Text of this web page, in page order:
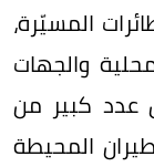
المسيّرة،
والجهات
عدد كبير من
المحيطة